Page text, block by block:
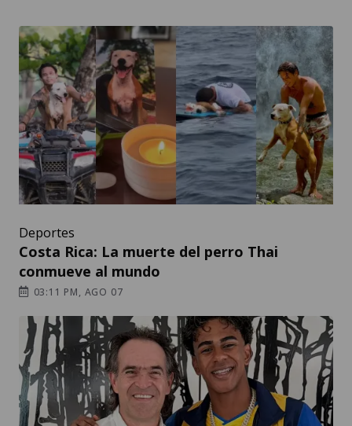
Deportes
Costa Rica: La muerte del perro Thai
conmueve al mundo
03:11 PM, AGO 07